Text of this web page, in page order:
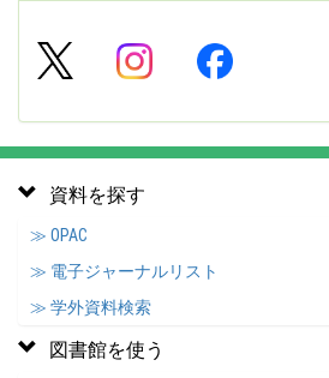
資料を探す
≫ OPAC
≫ 電子ジャーナルリスト
≫ 学外資料検索
図書館を使う